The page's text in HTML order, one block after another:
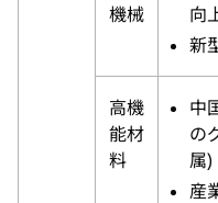
機械
向
新
高機
能材
料
中
の
属)
産